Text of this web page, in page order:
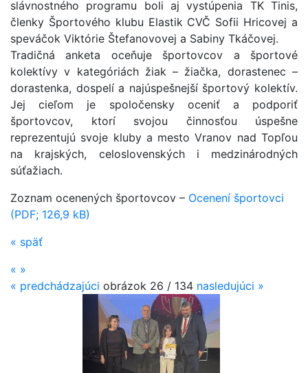
slávnostného programu boli aj vystúpenia TK Tinis,
členky Športového klubu Elastik CVČ Sofii Hricovej a
speváčok Viktórie Štefanovovej a Sabiny Tkáčovej.
Tradičná anketa oceňuje športovcov a športové
kolektívy v kategóriách žiak – žiačka, dorastenec –
dorastenka, dospelí a najúspešnejší športový kolektív.
Jej cieľom je spoločensky oceniť a podporiť
športovcov, ktorí svojou činnosťou úspešne
reprezentujú svoje kluby a mesto Vranov nad Topľou
na krajských, celoslovenských i medzinárodných
súťažiach.
Zoznam ocenených športovcov – Ocenení športovci
(PDF; 126,9 kB)
« späť
« »
« predchádzajúci obrázok 26 / 134 nasledujúci »